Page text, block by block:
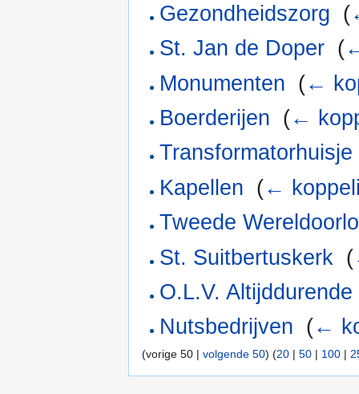
Gezondheidszorg (
St. Jan de Doper (
Monumenten (←
Boerderijen (←
Transformatorhuisje
Kapellen (←
Tweede
St. Suitbertuskerk (
O.L.V.
Nutsbedrijven (←
(vorige 50 | volgende 50) (20 | 50 | 100 |